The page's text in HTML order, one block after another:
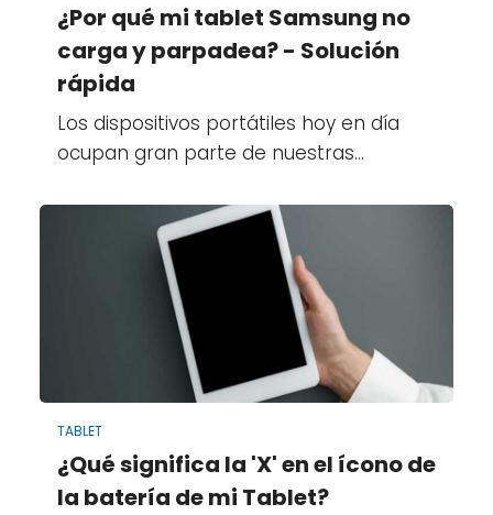
¿Por qué mi tablet Samsung no
carga y parpadea? - Solución
rápida
Los dispositivos portátiles hoy en día
ocupan gran parte de nuestras…
TABLET
¿Qué significa la 'X' en el ícono de
la batería de mi Tablet?